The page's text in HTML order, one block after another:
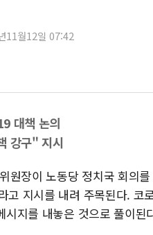
'
11월12일 07:42
대책 논의
강구" 지시
원장이 노동당 정치국 회의
고 지시를 내려 주목된다. 코
지를 내놓은 것으로 풀이된